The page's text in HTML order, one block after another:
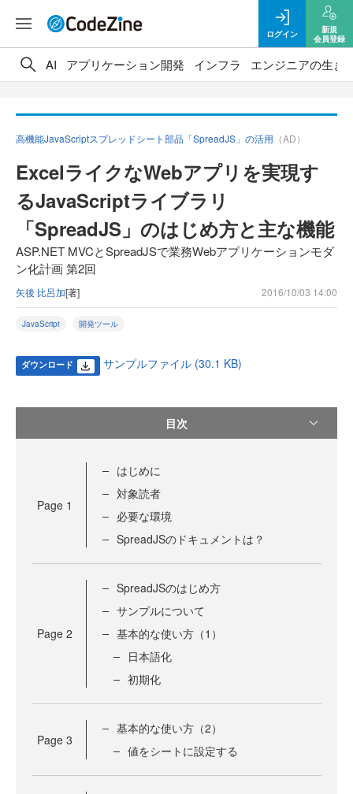
ログイン
新規
会員登録
AI アプリケーション開発 インフラ エンジニアの生き
高機能JavaScriptスプレッドシート部品「SpreadJS」の活用 （AD）
ExcelライクなWebアプリを実現す
るJavaScriptライブラリ
「SpreadJS」のはじめ方と主な機能
ASP.NET MVCとSpreadJSで業務Webアプリケーションモダ
ン化計画 第2回
矢後 比呂加[著] 2016/10/03 14:00
JavaScript 開発ツール
ダウンロード サンプルファイル (30.1 KB)
目次
Page 1
はじめに
対象読者
必要な環境
SpreadJSのドキュメントは？
Page 2
SpreadJSのはじめ方
サンプルについて
基本的な使い方（1）
日本語化
初期化
Page 3
基本的な使い方（2）
値をシートに設定する